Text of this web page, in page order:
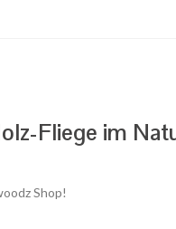
Fliege im
Shop!